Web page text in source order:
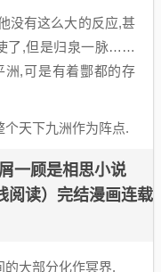
没有这么大的反应,甚
了,但是归泉一脉……
洲,可是有着酆都的存
天下九洲作为阵点.
一顾是相思小说
阅读）完结漫画连载
大部分化作冥界.